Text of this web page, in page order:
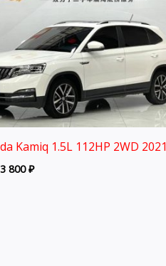
Kamiq 1.5L 112HP 2WD 2021
800₽